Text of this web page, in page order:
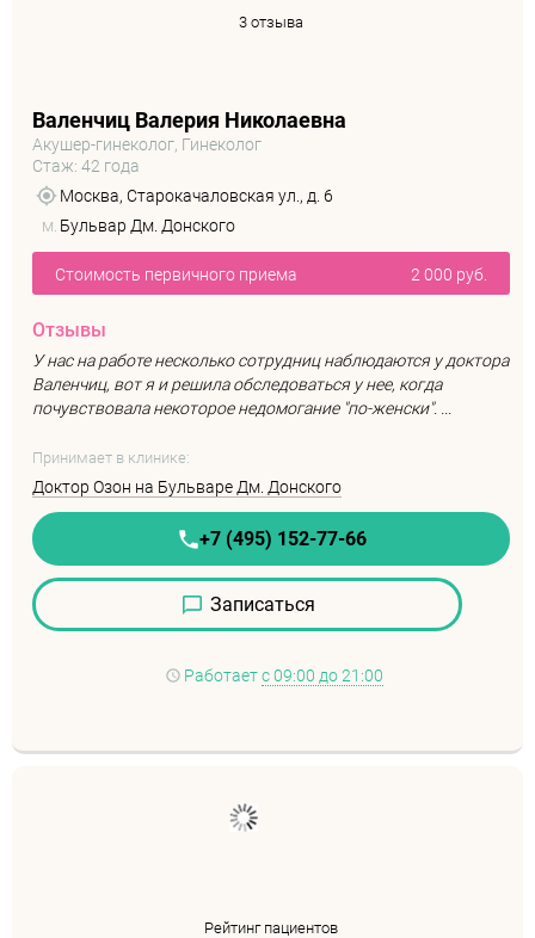
3 отзыва
Валенчиц Валерия Николаевна
Акушер-гинеколог, Гинеколог
Стаж: 42 года
Москва, Старокачаловская ул., д. 6
м. Бульвар Дм. Донского
Стоимость первичного приема 2 000 руб.
Отзывы
У нас на работе несколько сотрудниц наблюдаются у доктора
Валенчиц, вот я и решила обследоваться у нее, когда
почувствовала некоторое недомогание "по-женски". ...
Принимает в клинике:
Доктор Озон на Бульваре Дм. Донского
+7 (495) 152-77-66
Записаться
Работает с 09:00 до 21:00
Рейтинг пациентов